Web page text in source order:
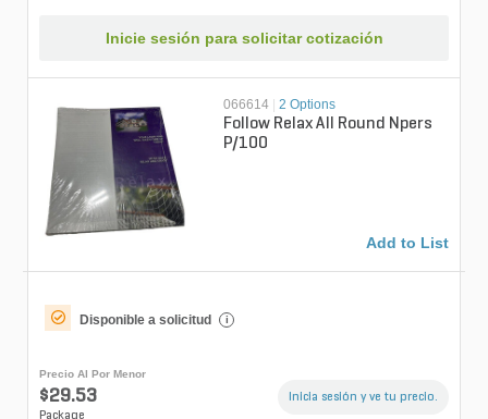
Inicie sesión para solicitar cotización
066614 2 Options
Follow Relax All Round Npers
P/100
Add to List
Disponible a solicitud i
Precio Al Por Menor
$29.53
Package
Inicia sesión y ve tu precio.